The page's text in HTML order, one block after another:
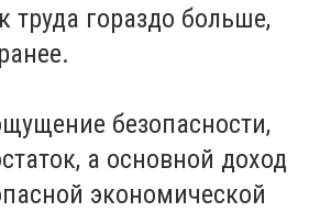
труда гораздо больше,
безопасности,
а основной доход
экономической